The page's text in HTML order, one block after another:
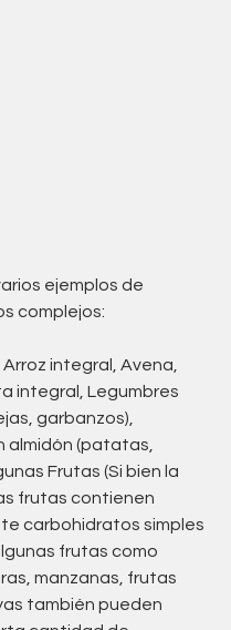
ejemplos de
complejos:
integral, Avena,
integral, Legumbres
garbanzos),
almidón (patatas,
Frutas (Si bien la
frutas contienen
carbohidratos simples
frutas como
manzanas, frutas
también pueden